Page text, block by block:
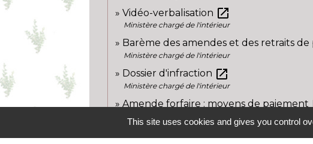
Vidéo-verbalisation open_in_new
Ministère chargé de l'intérieur
Barème des amendes et des retraits
Ministère chargé de l'intérieur
Dossier d'infraction open_in_new
Ministère chargé de l'intérieur
Amende forfaire : moyens de paiement
This site uses cookies and gives you control